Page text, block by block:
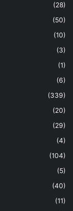
(28)
(50)
(10)
(3)
(1)
(6)
(339)
(20)
(29)
(4)
(104)
(5)
(40)
(11)